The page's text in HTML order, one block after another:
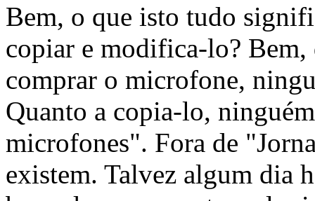
Bem, o que isto tudo
copiar e modifica-lo?
comprar o microfone,
Quanto a copia-lo,
microfones". Fora de
existem. Talvez algum dia